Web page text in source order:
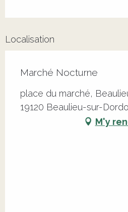
Localisation
Marché Nocturne
place du marché,
19120 Beaulieu-sur-
M'y